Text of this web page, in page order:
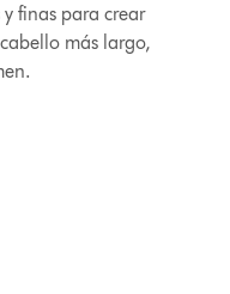
finas para crear
más largo,